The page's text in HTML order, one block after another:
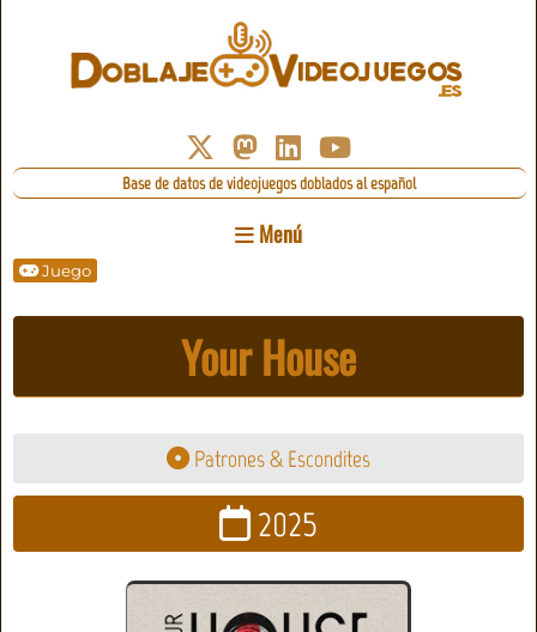
Base de datos de videojuegos doblados al español
Menú
Juego
Your House
Patrones & Escondites
2025